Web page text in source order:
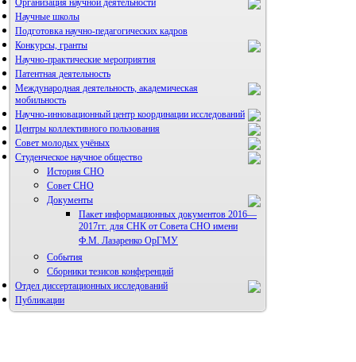
Организация научной деятельности
Научные школы
Подготовка научно-педагогических кадров
Конкурсы, гранты
Научно-практические мероприятия
Патентная деятельность
Международная деятельность, академическая
мобильность
Научно-инновационный центр координации исследований
НИИ микрохирургии и клинической анатомии
Центры коллективного пользования
Совет молодых учёных
Студенческое научное общество
История СНО
Совет СНО
Документы
Пакет информационных документов 2016—
2017гг. для СНК от Совета СНО имени
Ф.М. Лазаренко ОрГМУ
События
Сборники тезисов конференций
Отдел диссертационных исследований
Публикации